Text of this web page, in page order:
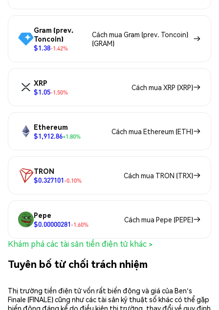
Gram (prev.
Toncoin)
$1.38-1.42%
Cách mua Gram (prev. Toncoin)
(GRAM)
XRP
$1.05-1.50%
Cách mua XRP (XRP)
Ethereum
$1,912.86+1.80%
Cách mua Ethereum (ETH)
TRON
$0.327101-0.10%
Cách mua TRON (TRX)
Pepe
$0.00000281-1.60%
Cách mua Pepe (PEPE)
Khám phá các tài sản tiền điện tử khác >
Tuyên bố từ chối trách nhiệm
Thị trường tiền điện tử vốn rất biến động và giá của Ben's
Finale (FINALE) cũng như các tài sản kỹ thuật số khác có thể gặp
biến động đáng kể do điều kiện thị trường, thay đổi về quy định